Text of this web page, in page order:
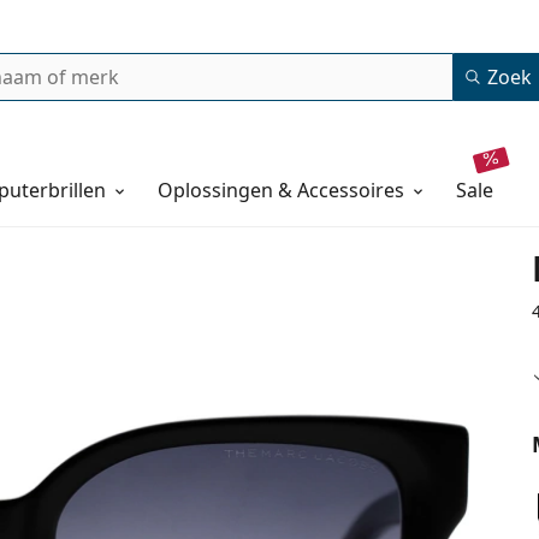
Zoek
Oplossingen & Accessoires sale